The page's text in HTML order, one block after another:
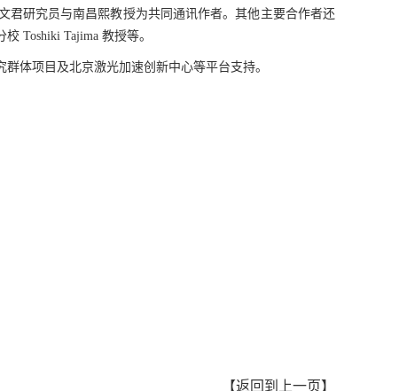
君研究员与南昌熙教授为共同通讯作者。其他主要合作者还
校 Toshiki Tajima 教授等。
体项目及北京激光加速创新中心等平台支持。
【返回到上一页】